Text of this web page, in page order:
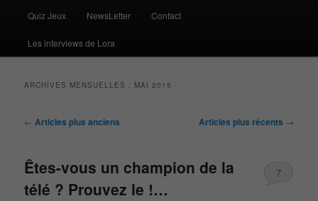
Quiz Jeux NewsLetter Contact
Les interviews de Lora
ARCHIVES MENSUELLES : MAI 2015
Navigation
← Articles plus anciens Articles plus récents →
Êtes-vous un champion de la
télé ? Prouvez le !…
7